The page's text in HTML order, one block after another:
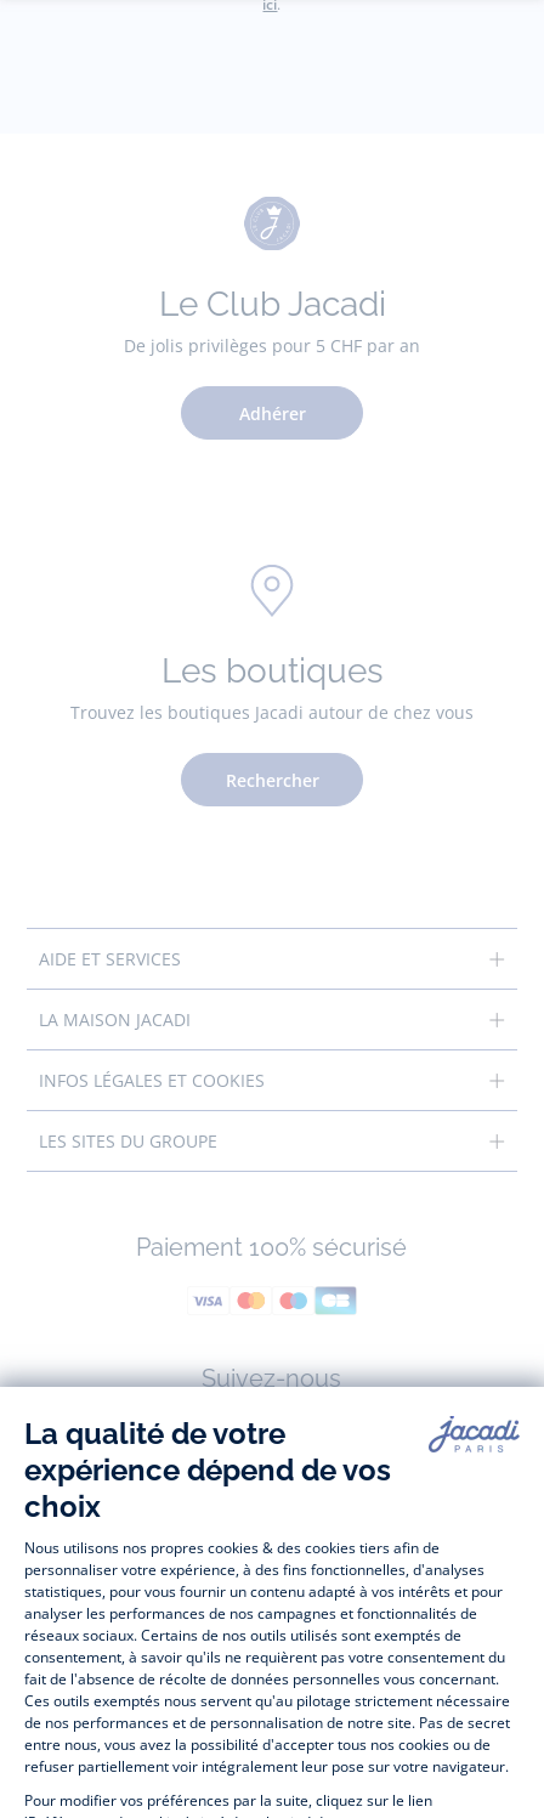
ici.
Le Club Jacadi
De jolis privilèges pour 5 CHF par an
Adhérer
Les boutiques
Trouvez les boutiques Jacadi autour de chez vous
Rechercher
AIDE ET SERVICES
LA MAISON JACADI
INFOS LÉGALES ET COOKIES
LES SITES DU GROUPE
Paiement 100% sécurisé
Suivez-nous
Facebook
Jacadi
Tiktok
Jacadi
Jacadi
Youtube
Jacadi Paris vous propose sur sa boutique en ligne une grande variété de
vêtements et chaussures , à la fois élégants et intemporels. Retrouvez,
entre autres, nos collections de body, blouse et combinaison pour les
nouveaux-nés , de t-shirt, pull et short pour les bébés et de pantalons,
chaussettes et accessoires pour les enfants de 1 mois à 12 ans.
Découvrez nos collections mode et tendance pour filles et garçons.
Profitez aussi de nos collections spéciales fête de fin d’année et trouvez
des idées cadeaux de Noël . Un heureux événement est arrivé ?
Retrouvez nos idées cadeaux de naissance . Bénéficiez également de
notre collection Outlet toute l’année. Guettez les
promotions Prix Doux
, une opération spéciale Jacadi avec des